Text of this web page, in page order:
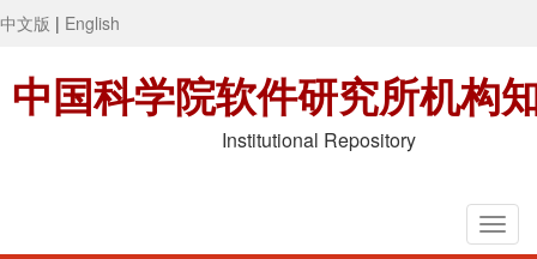
中文版 | English
中国科学院软件研究所机构
Institutional Repository